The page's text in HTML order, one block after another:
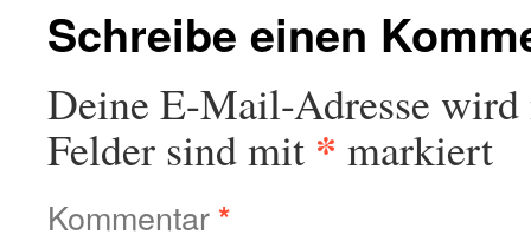
Schreibe einen
Deine E-Mail-Adresse
Felder sind mit * markiert
Kommentar*